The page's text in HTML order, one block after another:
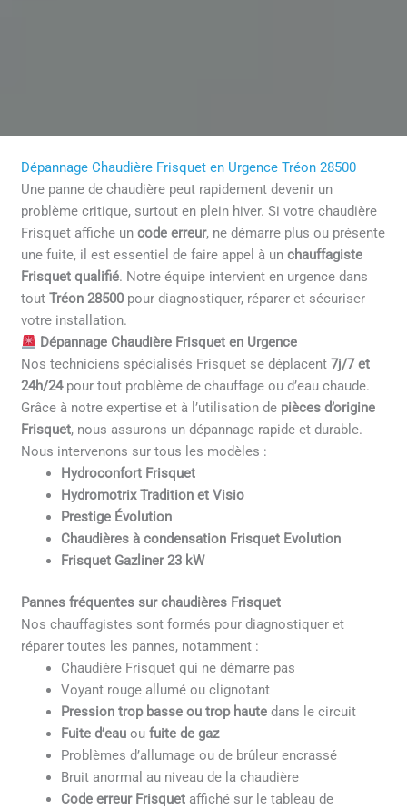
Dépannage Chaudière Frisquet en Urgence Tréon 28500
Une panne de chaudière peut rapidement devenir un
problème critique, surtout en plein hiver. Si votre chaudière
Frisquet affiche uncode erreur, ne démarre plus ou présente
une fuite, il est essentiel de faire appel à unchauffagiste
Frisquet qualifié. Notre équipe intervient en urgence dans
toutTréon 28500 pour diagnostiquer, réparer et sécuriser
votre installation.
Dépannage Chaudière Frisquet en Urgence
Nos techniciens spécialisés Frisquet se déplacent7j/7 et
24h/24pour tout problème de chauffage ou d’eau chaude.
Grâce à notre expertise et à l’utilisation de pièces d’origine
Frisquet, nous assurons un dépannage rapide et durable.
Nous intervenons sur tous les modèles :
Hydroconfort Frisquet
Hydromotrix Tradition et Visio
Prestige Évolution
Chaudières à condensation Frisquet Evolution
Frisquet Gazliner 23 kW
Pannes fréquentes sur chaudières Frisquet
Nos chauffagistes sont formés pour diagnostiquer et
réparer toutes les pannes, notamment :
Chaudière Frisquet qui ne démarre pas
Voyant rouge allumé ou clignotant
Pression trop basse ou trop haute dans le circuit
Fuite d’eau oufuite de gaz
Problèmes d’allumage ou de brûleur encrassé
Bruit anormal au niveau de la chaudière
Code erreur Frisquet affiché sur le tableau de